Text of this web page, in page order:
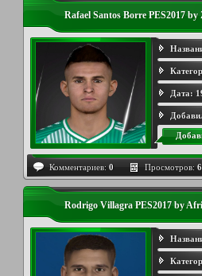
Rafael Santos Borre PES2017 by
Дата:
Комментариев: 0 Просмотров:
Rodrigo Villagra PES2017 by